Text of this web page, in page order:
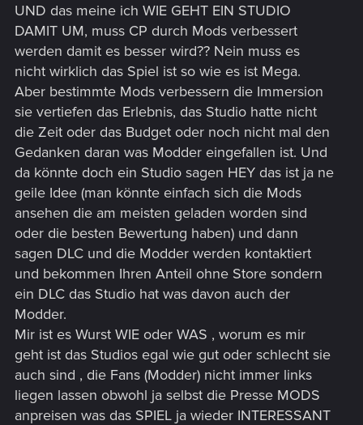
UND das meine ich WIE GEHT EIN STUDIO
DAMIT UM, muss CP durch Mods verbessert
werden damit es besser wird?? Nein muss es
nicht wirklich das Spiel ist so wie es ist Mega.
Aber bestimmte Mods verbessern die Immersion
sie vertiefen das Erlebnis, das Studio hatte nicht
die Zeit oder das Budget oder noch nicht mal den
Gedanken daran was Modder eingefallen ist. Und
da könnte doch ein Studio sagen HEY das ist ja ne
geile Idee (man könnte einfach sich die Mods
ansehen die am meisten geladen worden sind
oder die besten Bewertung haben) und dann
sagen DLC und die Modder werden kontaktiert
und bekommen Ihren Anteil ohne Store sondern
ein DLC das Studio hat was davon auch der
Modder.
Mir ist es Wurst WIE oder WAS , worum es mir
geht ist das Studios egal wie gut oder schlecht sie
auch sind , die Fans (Modder) nicht immer links
liegen lassen obwohl ja selbst die Presse MODS
anpreisen was das SPIEL ja wieder INTERESSANT